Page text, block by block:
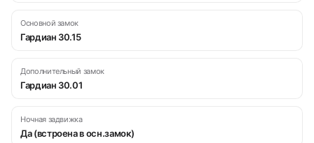
Основной замок
Гардиан 30.15
Дополнительный замок
Гардиан 30.01
Ночная задвижка
Да (встроена в осн.замок)